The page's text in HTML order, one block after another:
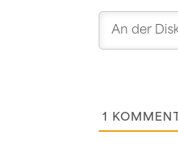
1